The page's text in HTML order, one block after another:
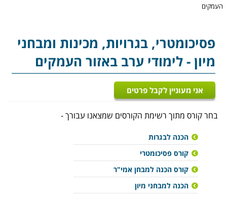
העמקים
פסיכומטרי, בגרויות, מכינות ומבחני
מיון - לימודי ערב באזור העמקים
אני מעוניין לקבל פרטים
בחר קורס מתוך רשימת הקורסים שמצאנו עבורך -
הכנה לבגרות
קורס פסיכומטרי
קורס הכנה למבחן אמי"ר
הכנה למבחני מיון